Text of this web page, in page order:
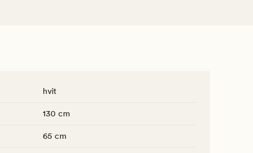
hvit
130 cm
65 cm